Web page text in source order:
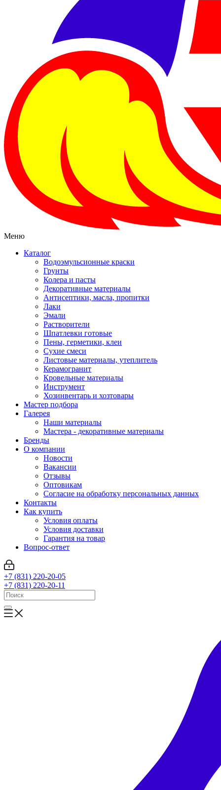
Меню
Каталог
Водоэмульсионные краски
Грунты
Колера и пасты
Декоративные материалы
Антисептики, масла, пропитки
Лаки
Эмали
Растворители
Шпатлевки готовые
Пены, герметики, клеи
Сухие смеси
Листовые материалы, утеплитель
Керамогранит
Кровельные материалы
Инструмент
Хозинвентарь и хозтовары
Мастер подбора
Галерея
Наши материалы
Мастера - декоративные материалы
Бренды
О компании
Новости
Вакансии
Отзывы
Оптовикам
Cогласие на обработку персональных данных
Контакты
Как купить
Условия оплаты
Условия доставки
Гарантия на товар
Вопрос-ответ
+7 (831) 220-20-05
+7 (831) 220-20-11